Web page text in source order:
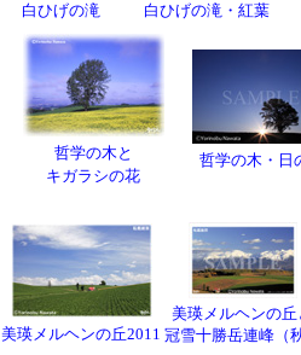
白ひげの滝
白ひげの滝・紅葉
哲学の木と
キガラシの花
哲学の木・日
美瑛メルヘンの丘2011
美瑛メルヘンの丘
冠雪十勝岳連峰（